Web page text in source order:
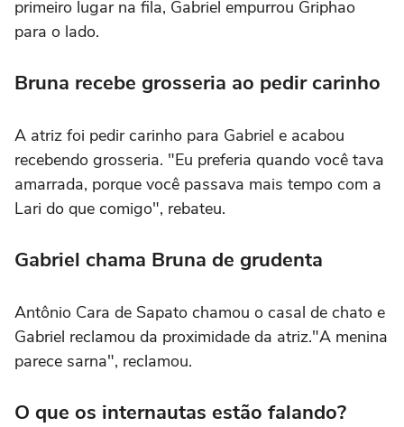
primeiro lugar na fila, Gabriel empurrou Griphao
para o lado.
Bruna recebe grosseria ao pedir carinho
A atriz foi pedir carinho para Gabriel e acabou
recebendo grosseria. "Eu preferia quando você tava
amarrada, porque você passava mais tempo com a
Lari do que comigo", rebateu.
Gabriel chama Bruna de grudenta
Antônio Cara de Sapato chamou o casal de chato e
Gabriel reclamou da proximidade da atriz."A menina
parece sarna", reclamou.
O que os internautas estão falando?